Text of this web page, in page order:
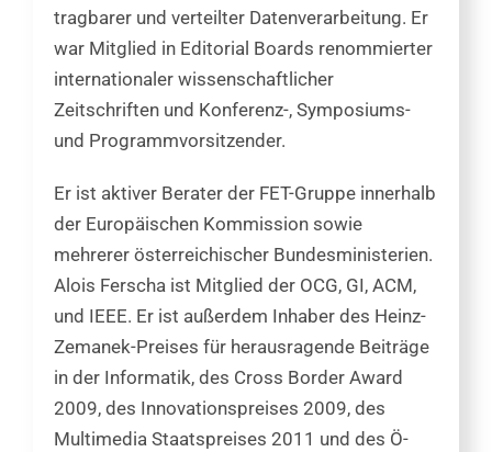
tragbarer und verteilter Datenverarbeitung. Er
war Mitglied in Editorial Boards renommierter
internationaler wissenschaftlicher
Zeitschriften und Konferenz-, Symposiums-
und Programmvorsitzender.
Er ist aktiver Berater der FET-Gruppe innerhalb
der Europäischen Kommission sowie
mehrerer österreichischer Bundesministerien.
Alois Ferscha ist Mitglied der OCG, GI, ACM,
und IEEE. Er ist außerdem Inhaber des Heinz-
Zemanek-Preises für herausragende Beiträge
in der Informatik, des Cross Border Award
2009, des Innovationspreises 2009, des
Multimedia Staatspreises 2011 und des Ö-